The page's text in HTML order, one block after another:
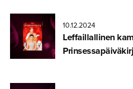
10.12.2024
Leffaillal­linen